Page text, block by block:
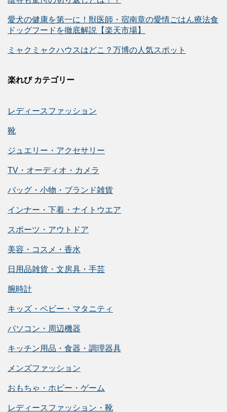
愛犬の健康を第一に！獣医師・宿南章の愛情ごはん療法食
ドッグフードを徹底解説【楽天市場】
ミャクミャクハウスはどこ？万博の人気スポット
楽れび カテゴリー
レディースファッション
靴
ジュエリー・アクセサリー
TV・オーディオ・カメラ
バッグ・小物・ブランド雑貨
インナー・下着・ナイトウエア
スポーツ・アウトドア
美容・コスメ・香水
日用品雑貨・文房具・手芸
腕時計
キッズ・ベビー・マタニティ
パソコン・周辺機器
キッチン用品・食器・調理器具
メンズファッション
おもちゃ・ホビー・ゲーム
レディースファッション・靴